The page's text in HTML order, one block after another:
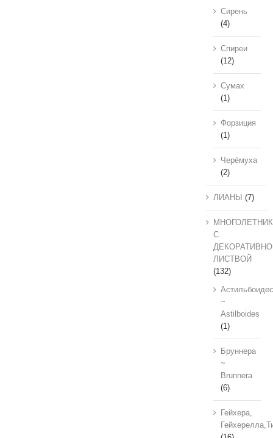
Сирень
(4)
Спиреи
(12)
Сумах
(1)
Форзиция
(1)
Черёмуха
(2)
ЛИАНЫ (7)
С
ЛИСТВОЙ
(132)
Астильбоидес
~
Astilboides
(1)
Бруннера
~
Brunnera
(6)
Гейхера,